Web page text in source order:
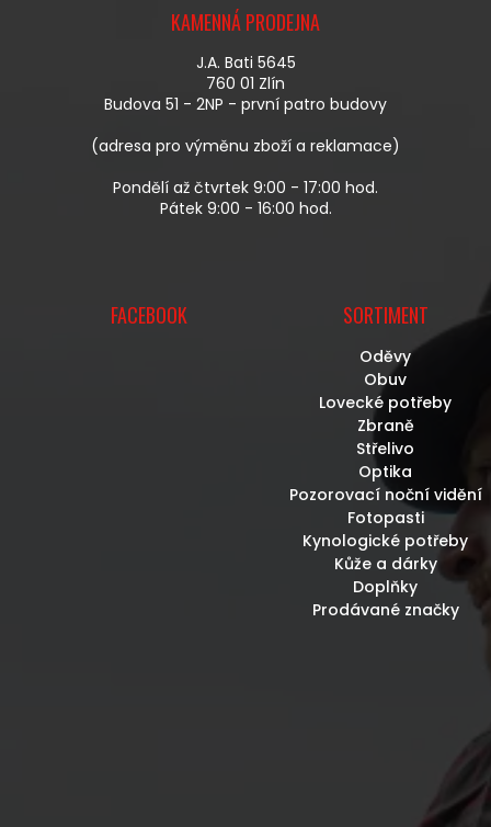
KAMENNÁ PRODEJNA
J.A. Bati 5645
760 01 Zlín
Budova 51 - 2NP - první patro budovy
(adresa pro výměnu zboží a reklamace)
Pondělí až čtvrtek 9:00 - 17:00 hod.
Pátek 9:00 - 16:00 hod.
FACEBOOK SORTIMENT
Oděvy
Obuv
Lovecké potřeby
Zbraně
Střelivo
Optika
Pozorovací noční vidění
Fotopasti
Kynologické potřeby
Kůže a dárky
Doplňky
Prodávané značky